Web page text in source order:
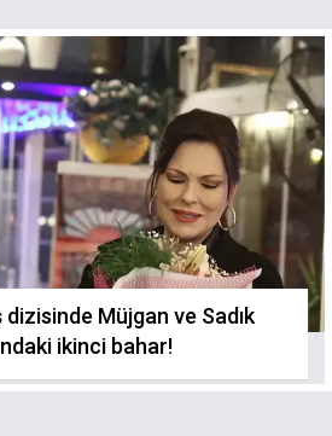
dizisinde Müjgan ve Sadık
ikinci bahar!